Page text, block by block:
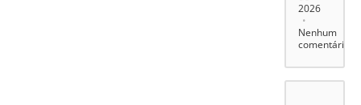
2026
Nenhum
comentário